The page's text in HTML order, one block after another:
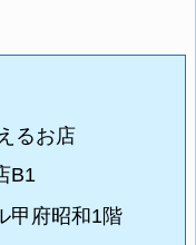
るお店
B1
甲府昭和1階